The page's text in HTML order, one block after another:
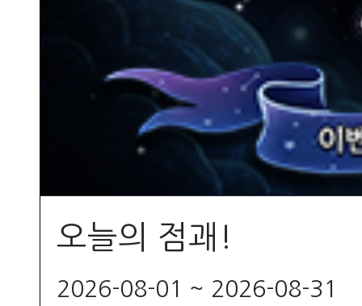
오늘의 점괘!
2026-08-01 ~ 2026-08-31